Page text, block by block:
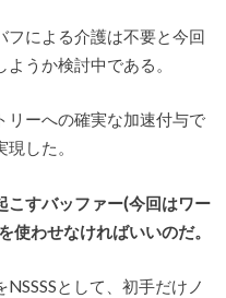
フによる介護は不要と今回
うか検討中である。
リーへの確実な加速付与で
した。
こすバッファー(今回はワー
使わせなければいいのだ。
として、初手だけノ